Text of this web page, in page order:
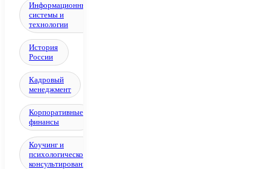
Информационные
системы и
технологии
История
России
Кадровый
менеджмент
Корпоративные
финансы
Коучинг и
психологическое
консультирование